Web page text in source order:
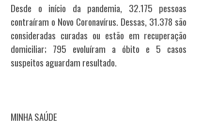
Desde o início da pandemia, 32.175 pessoas
contraíram o Novo Coronavírus. Dessas, 31.378 são
consideradas curadas ou estão em recuperação
domiciliar; 795 evoluíram a óbito e 5 casos
suspeitos aguardam resultado.
MINHA SAÚDE